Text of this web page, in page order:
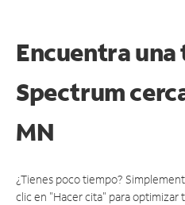
Encuentra
Spectrum
MN
¿Tienes poco tiempo?
clic en "Hacer cita" para optimizar